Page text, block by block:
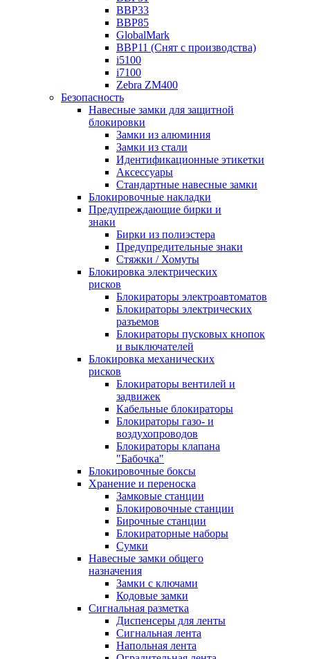
BBP33
BBP85
GlobalMark
BBP11 (Снят с производства)
i5100
i7100
Zebra ZM400
Безопасность
Навесные замки для защитной
блокировки
Замки из алюминия
Замки из стали
Идентификационные этикетки
Аксессуары
Стандартные навесные замки
Блокировочные накладки
Предупреждающие бирки и
знаки
Бирки из полиэстера
Предупредительные знаки
Стяжки / Хомуты
Блокировка электрических
рисков
Блокираторы электроавтоматов
Блокираторы электрических
разъемов
Блокираторы пусковых кнопок
и выключателей
Блокировка механических
рисков
Блокираторы вентилей и
задвижек
Кабельные блокираторы
Блокираторы газо- и
воздухопроводов
Блокираторы клапана
"Бабочка"
Блокировочные боксы
Хранение и переноска
Замковые станции
Блокировочные станции
Бирочные станции
Блокираторные наборы
Сумки
Навесные замки общего
назначения
Замки с ключами
Кодовые замки
Сигнальная разметка
Диспенсеры для ленты
Сигнальная лента
Напольная лента